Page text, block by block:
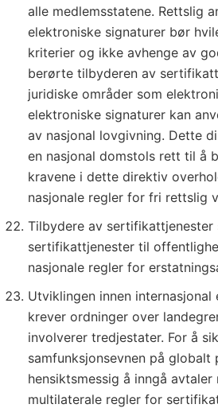
alle medlemsstatene. Rettslig
elektroniske signaturer bør
kriterier og ikke avhenge av
berørte tilbyderen av
juridiske områder som
elektroniske signaturer kan
av nasjonal lovgivning. Dette
en nasjonal domstols rett til å
kravene i dette direktiv
nasjonale regler for fri rettslig
Tilbydere av sertifikattjenester
sertifikattjenester til
nasjonale regler for
Utviklingen innen internasjonal
krever ordninger over
involverer tredjestater. For å
samfunksjonsevnen på
hensiktsmessig å inngå
multilaterale regler for